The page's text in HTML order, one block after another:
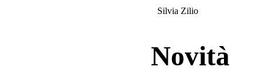
Silvia Zilio
Novità